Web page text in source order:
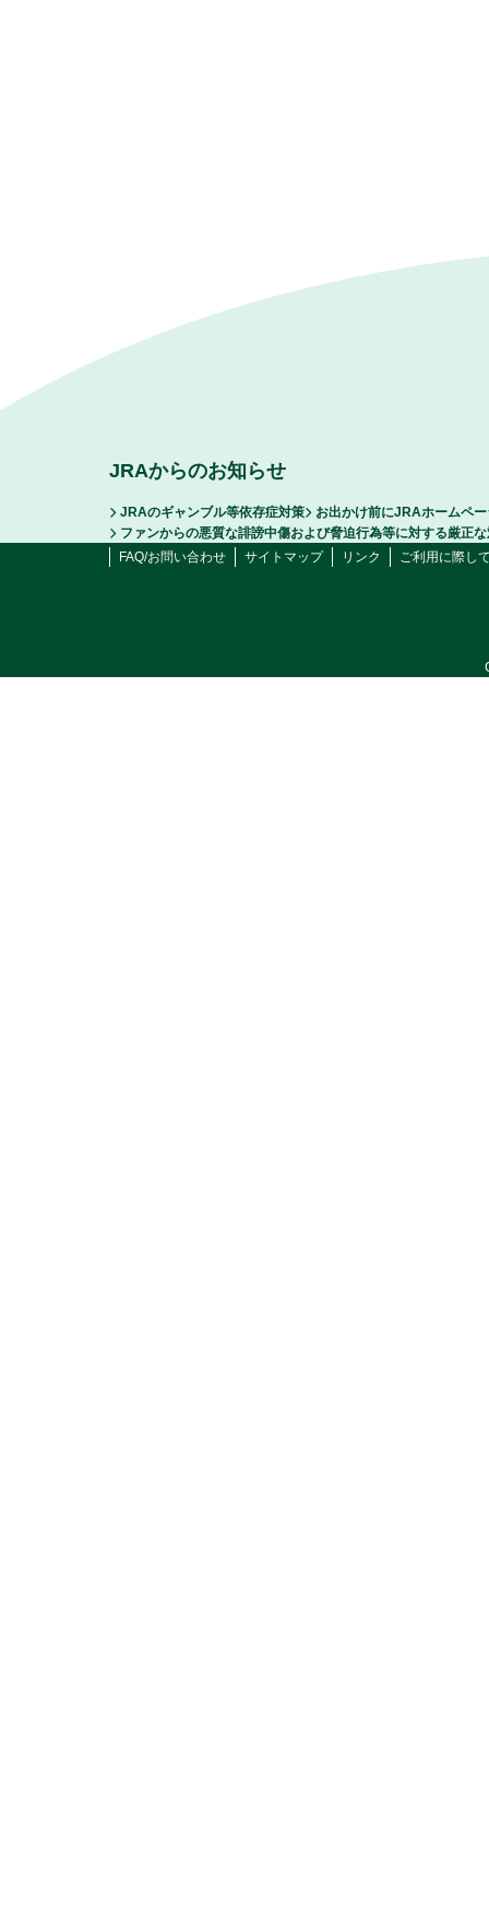
JRAからのお知らせ
JRAのギャンブル等依存症対策
お出かけ前にJRAホームペ
ファンからの悪質な誹謗中傷および脅迫行為等に対する厳正
FAQ/お問い合わせ
サイトマップ リンク ご利用に際し